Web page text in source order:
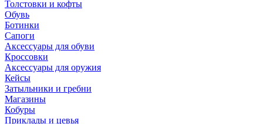
Толстовки и кофты
Обувь
Ботинки
Сапоги
Аксессуары для обуви
Кроссовки
Аксессуары для оружия
Кейсы
Затыльники и гребни
Магазины
Кобуры
Приклады и цевья